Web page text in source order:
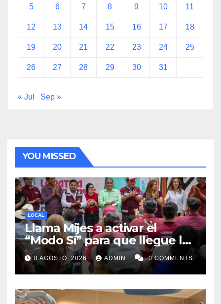
5 6 7 8 9 10 11
12 13 14 15 16 17 18
19 20 21 22 23 24 25
26 27 28 29 30 31
« Jul Sep »
YOU MISSED
LOCAL
Llama Mijes a activar el
“Modo Sí” para que llegue la
Transformación a Nuevo
León
8 AGOSTO, 2026 ADMIN 0 COMMENTS